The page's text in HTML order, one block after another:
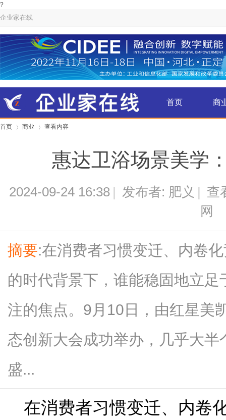
?
企业家在线
首页 商
首页 商业 查看内容
惠达卫浴场景美学
2024-09-24 16:38 发布者: 肥义
查
摘要:在消费者习惯变迁、内卷
的时代背景下，谁能稳固地立足
注的焦点。9月10日，由红星美
态创新大会成功举办，几乎大
盛...
在消费者习惯变迁、内卷